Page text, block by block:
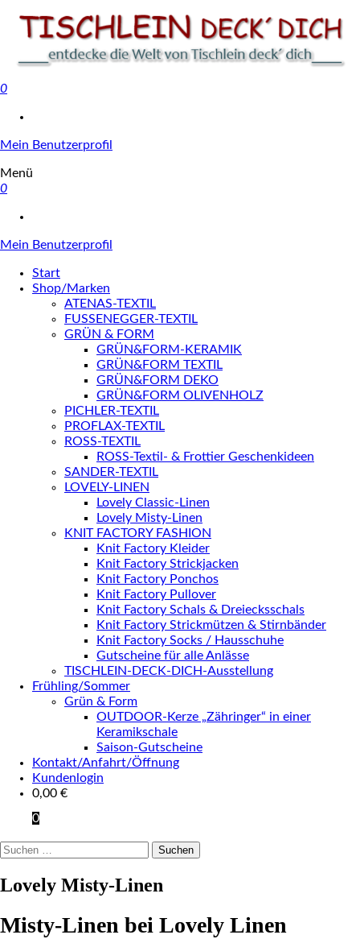
0
Mein Benutzerprofil
Menü
0
Mein Benutzerprofil
Start
Shop/Marken
ATENAS-TEXTIL
FUSSENEGGER-TEXTIL
GRÜN & FORM
GRÜN&FORM-KERAMIK
GRÜN&FORM TEXTIL
GRÜN&FORM DEKO
GRÜN&FORM OLIVENHOLZ
PICHLER-TEXTIL
PROFLAX-TEXTIL
ROSS-TEXTIL
ROSS-Textil- & Frottier Geschenkideen
SANDER-TEXTIL
LOVELY-LINEN
Lovely Classic-Linen
Lovely Misty-Linen
KNIT FACTORY FASHION
Knit Factory Kleider
Knit Factory Strickjacken
Knit Factory Ponchos
Knit Factory Pullover
Knit Factory Schals & Dreiecksschals
Knit Factory Strickmützen & Stirnbänder
Knit Factory Socks / Hausschuhe
Gutscheine für alle Anlässe
TISCHLEIN-DECK-DICH-Ausstellung
Frühling/Sommer
Grün & Form
OUTDOOR-Kerze „Zähringer“ in einer
Keramikschale
Saison-Gutscheine
Kontakt/Anfahrt/Öffnung
Kundenlogin
0,00 €
0
Suchen
Lovely Misty-Linen
Misty-Linen bei Lovely Linen